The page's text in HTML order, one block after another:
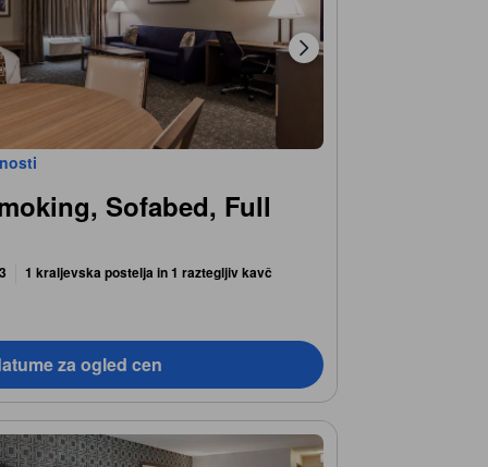
Sofabed, Full
1 kraljevska postelja in 1 raztegljiv kavč
za ogled cen